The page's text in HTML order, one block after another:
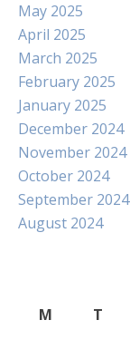
May 2025
April 2025
March 2025
February 2025
January 2025
December 2024
November 2024
October 2024
September 2024
August 2024
M
T